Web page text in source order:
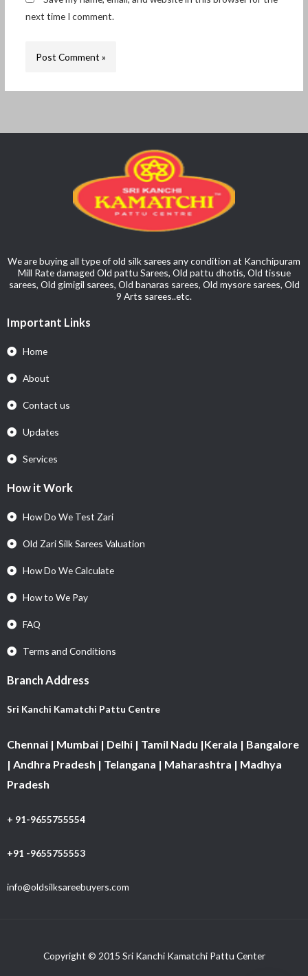
next time I comment.
We are buying all type of old silk sarees any condition at Kanchipuram
Mill Rate damaged Old pattu Sarees, Old pattu dhotis, Old tissue
sarees, Old gimigil sarees, Old banaras sarees, Old mysore sarees, Old
9 Arts sarees..etc.
Important Links
Home
About
Contact us
Updates
Services
How it Work
How Do We Test Zari
Old Zari Silk Sarees Valuation
How Do We Calculate
How to We Pay
FAQ
Terms and Conditions
Branch Address
Sri Kanchi Kamatchi Pattu Centre
Chennai | Mumbai | Delhi | Tamil Nadu |Kerala | Bangalore
| Andhra Pradesh | Telangana | Maharashtra | Madhya
Pradesh
+ 91-9655755554
+91 -9655755553
info@oldsilksareebuyers.com
Copyright © 2015 Sri Kanchi Kamatchi Pattu Center